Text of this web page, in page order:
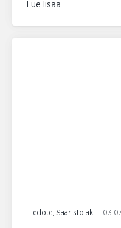
Lue lisää
Tiedote, Saaristolaki